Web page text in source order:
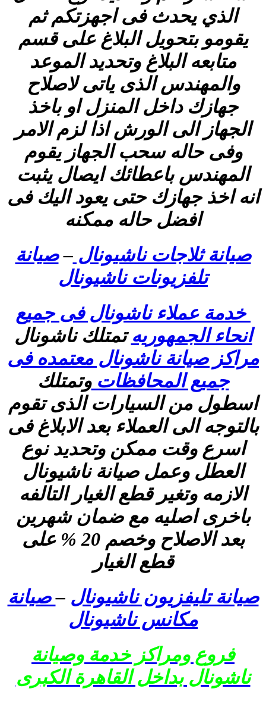
الذي يحدث فى اجهزتكم ثم
يقومو بتحويل البلاغ على قسم
متابعه البلاغ وتحديد الموعد
والمهندس الذى ياتى لاصلاح
جهازك داخل المنزل او باخذ
الجهاز الى الورش اذا لزم الامر
وفى حاله سحب الجهاز يقوم
المهندس باعطائك ايصال يثبت
انه اخذ جهازك حتى يعود اليك فى
افضل حاله ممكنه
صيانة ثلاجات ناشيونال–صيانة
تلفزيونات ناشيونال
خدمة عملاء ناشونال فى جميع
انحاء الجمهوريهتمتلك ناشونال
مراكز صيانة ناشونال معتمده فى
جميع المحافظاتوتمتلك
اسطول من السيارات الذى تقوم
بالتوجه الى العملاء بعد الابلاغ فى
اسرع وقت ممكن وتحديد نوع
العطل وعمل صيانة ناشيونال
الازمه وتغير قطع الغيار التالفه
باخرى اصليه مع ضمان شهرين
بعد الاصلاح وخصم 20 % على
قطع الغيار
صيانة تليفزيون ناشيونال –صيانة
مكانس ناشيونال
فروع ومراكز خدمة وصيانة
ناشونال بداخل القاهرة الكبرى